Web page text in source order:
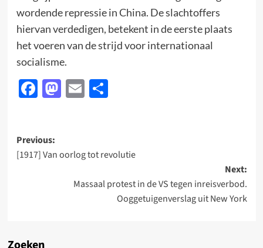
wordende repressie in China. De slachtoffers
hiervan verdedigen, betekent in de eerste plaats
het voeren van de strijd voor internationaal
socialisme.
Facebook
Mastodon
EmailDelen
Post
navigation
Previous:
[1917] Van oorlog tot revolutie
Next:
Massaal protest in de VS tegen inreisverbod.
Ooggetuigenverslag uit New York